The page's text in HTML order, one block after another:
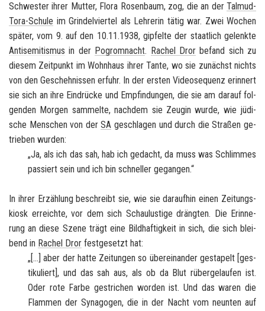
Schwes­ter ihrer Mut­ter, Flora Ro­sen­baum, zog, die an der Talmud-​
Tora-Schule im Grin­del­vier­tel als Leh­re­rin tätig war. Zwei Wo­chen
spä­ter, vom 9. auf den 10.11.1938, gip­fel­te der staat­lich ge­lenk­te
An­ti­se­mi­tis­mus in der Po­grom­nacht. Ra­chel Drorbe­fand sich zu
die­sem Zeit­punkt im Wohn­haus ihrer Tante, wo sie zu­nächst nichts
von den Ge­scheh­nis­sen er­fuhr. In der ers­ten Vi­deo­se­quenz er­in­nert
sie sich an ihre Ein­drü­cke und Emp­fin­dun­gen, die sie am dar­auf fol­
gen­den Mor­gen sam­mel­te, nach­dem sie Zeu­gin wurde, wie jü­di­
sche Men­schen von derSA ge­schla­gen und durch die Stra­ßen ge­
trie­ben wur­den:
„Ja, als ich das sah, hab ich ge­dacht, da muss was Schlim­mes
pas­siert sein und ich bin schnel­ler ge­gan­gen.“
In ihrer Er­zäh­lung be­schreibt sie, wie sie dar­auf­hin einen Zei­tungs­
ki­osk er­reich­te, vor dem sich Schau­lus­ti­ge dräng­ten. Die Er­in­ne­
rung an diese Szene trägt eine Bild­haf­tig­keit in sich, die sich blei­
bend in Ra­chel Dror fest­ge­setzt hat:
„[…] aber der hatte Zei­tun­gen so über­ein­an­der ge­sta­pelt [ges­
ti­ku­liert], und das sah aus, als ob da Blut rü­ber­ge­lau­fen ist.
Oder rote Farbe ge­stri­chen wor­den ist. Und das waren die
Flam­men der Syn­ago­gen, die in der Nacht vom neun­ten auf